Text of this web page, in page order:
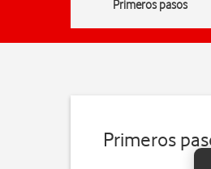
Primeros pasos
Primeros